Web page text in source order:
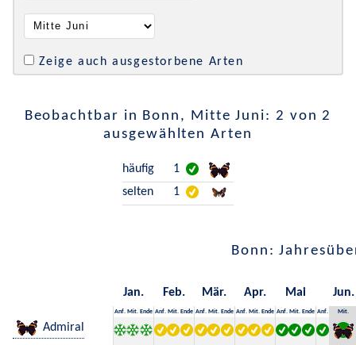
Zeige auch ausgestorbene Arten
Beobachtbar in Bonn, Mitte Juni: 2 von 2
ausgewählten Arten
häufig
1
selten
1
Bonn:
Jan. Feb. Mär. Apr. Mai Jun.
Anf. Mit. Ende Anf. Mit. Ende Anf. Mit. Ende Anf. Mit. Ende Anf. Mit. Ende Anf. Mit.
Admiral